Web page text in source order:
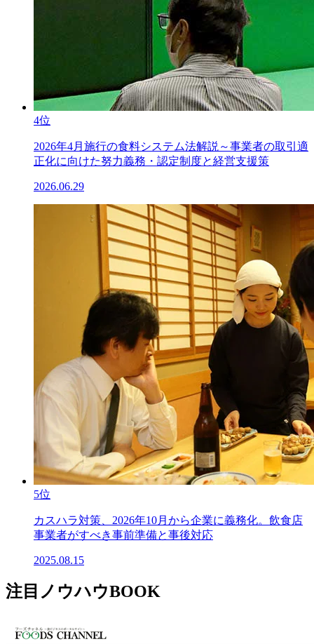
4位
2026年4月施行の食料システム法解説～事業者の取引適
正化に向けた努力義務・認定制度と経営支援策
2026.06.29
5位
カスハラ対策、2026年10月から企業に義務化。飲食店
事業者がすべき事前準備と事後対応
2025.08.15
注目ノウハウBOOK